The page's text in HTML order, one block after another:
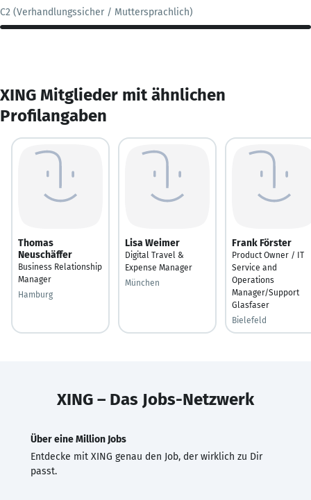
C2 (Verhandlungssicher / Muttersprachlich)
XING Mitglieder mit ähnlichen
Profilangaben
Thomas
Neuschäffer
Business Relationship
Manager
Hamburg
Lisa Weimer
Digital Travel &
Expense Manager
München
Frank Förster
Product Owner / IT
Service and
Operations
Manager/Support
Glasfaser
Bielefeld
XING – Das Jobs-Netzwerk
Über eine Million Jobs
Entdecke mit XING genau den Job, der wirklich zu Dir
passt.